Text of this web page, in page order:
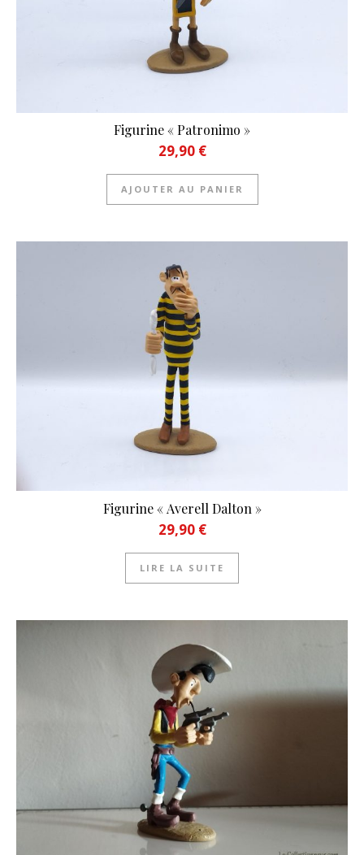
Figurine « Patronimo »
29,90 €
AJOUTER AU PANIER
Figurine « Averell Dalton »
29,90 €
LIRE LA SUITE